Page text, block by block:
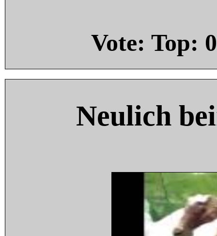
Vote: Top: 0
Neulich